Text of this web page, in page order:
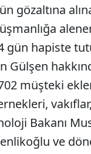
gözaltına
gün hapiste
Gülşen
müşteki
Bakanı
ve